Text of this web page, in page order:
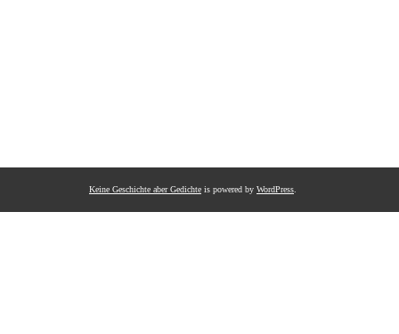
Keine Geschichte aber Gedichte is powered by WordPress